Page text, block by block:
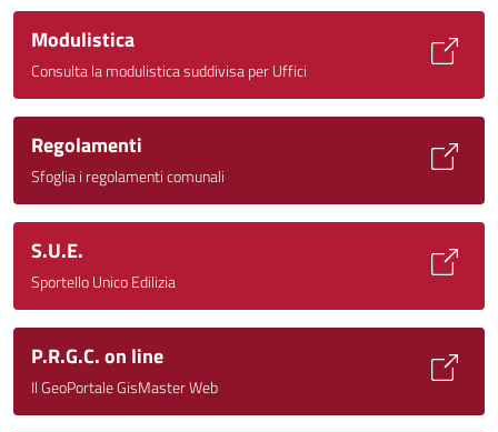
Modulistica
Consulta la modulistica suddivisa per Uffici
Regolamenti
Sfoglia i regolamenti comunali
S.U.E.
Sportello Unico Edilizia
P.R.G.C. on line
Il GeoPortale GisMaster Web